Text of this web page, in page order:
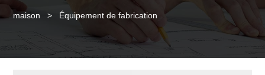
maison > Équipement de fabrication